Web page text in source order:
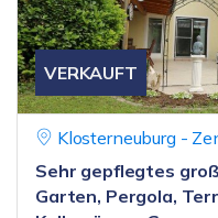
VERKAUFT
Klosterneuburg -
Sehr gepflegtes
Garten, Pergola,